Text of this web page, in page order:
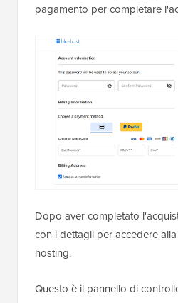
pagamento per completare
Dopo aver completato
con i dettagli per accedere
hosting.
Questo è il pannello di